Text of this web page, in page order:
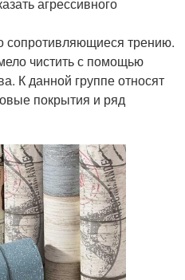
трению.
чистить с помощью
К данной группе относят
покрытия и ряд